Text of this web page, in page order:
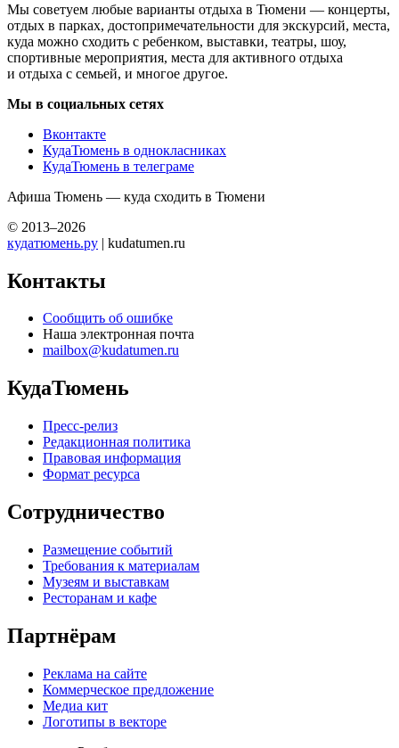
Мы советуем любые варианты отдыха в Тюмени — концерты,
отдых в парках, достопримечательности для экскурсий, места,
куда можно сходить с ребенком, выставки, театры, шоу,
спортивные мероприятия, места для активного отдыха
и отдыха с семьей, и многое другое.
Мы в социальных сетях
Вконтакте
КудаТюмень в однокласниках
КудаТюмень в телеграме
Афиша Тюмень — куда сходить в Тюмени
© 2013–2026
кудатюмень.ру | kudatumen.ru
Контакты
Сообщить об ошибке
Наша электронная почта
mailbox@kudatumen.ru
КудаТюмень
Пресс-релиз
Редакционная политика
Правовая информация
Формат ресурса
Сотрудничество
Размещение событий
Требования к материалам
Музеям и выставкам
Ресторанам и кафе
Партнёрам
Реклама на сайте
Коммерческое предложение
Медиа кит
Логотипы в векторе